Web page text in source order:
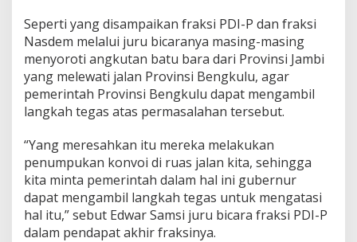
Seperti yang disampaikan fraksi PDI-P dan fraksi
Nasdem melalui juru bicaranya masing-masing
menyoroti angkutan batu bara dari Provinsi Jambi
yang melewati jalan Provinsi Bengkulu, agar
pemerintah Provinsi Bengkulu dapat mengambil
langkah tegas atas permasalahan tersebut.
“Yang meresahkan itu mereka melakukan
penumpukan konvoi di ruas jalan kita, sehingga
kita minta pemerintah dalam hal ini gubernur
dapat mengambil langkah tegas untuk mengatasi
hal itu,” sebut Edwar Samsi juru bicara fraksi PDI-P
dalam pendapat akhir fraksinya.